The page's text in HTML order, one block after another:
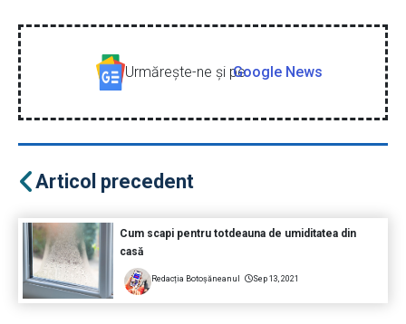
Urmăreşte-ne şi peGoogle News
Articol precedent
Cum scapi pentru totdeauna de umiditatea din
casă
Redacția Botoșăneanul Sep 13, 2021